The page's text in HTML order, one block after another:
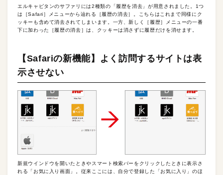
エルキャピタンのサファリには2種類の「履歴を消去」が用意されました。1つ
は［Safari］メニューから辿れる［履歴の消去］。こちらはこれまで同様にク
ッキーも含めて消去されてしまいます。一方、新しく［履歴］メニューの一番
下に加わった［履歴の消去］は、クッキーは消さずに履歴だけを消せます。
【Safariの新機能】よく訪問するサイトは表
示させない
新規ウインドウを開いたときやスマート検索バーをクリックしたときに表示さ
れる「お気に入り画面」。従来ここには、自分で登録した「お気に入り」のほ